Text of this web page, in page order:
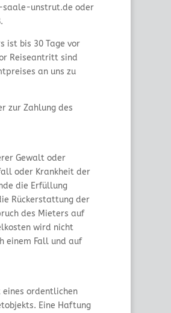
unstrut.de oder
ist bis 30 Tage vor
Reiseantritt sind
an uns zu
zur Zahlung des
Gewalt oder
oder Krankheit der
die Erfüllung
Rückerstattung der
des Mieters auf
wird nicht
einem Fall und auf
ordentlichen
Eine Haftung